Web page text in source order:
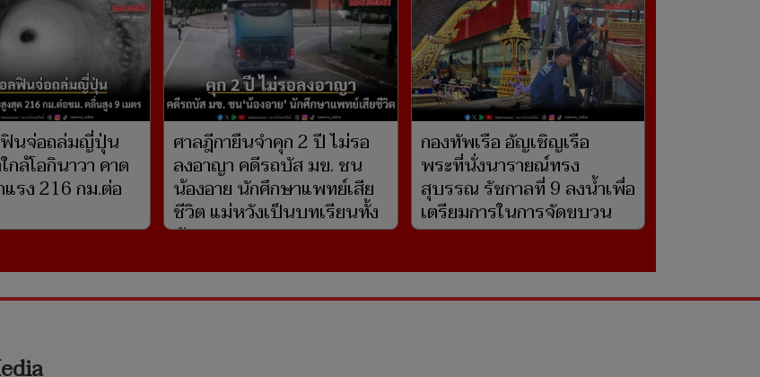
นจ่อถล่มญี่ปุ่น
กล้โอกินาวา คาด
รง 216 กม.ต่อ
ศาลฎีกายืนจำคุก 2 ปี ไม่รอ
ลงอาญา คดีรถบัส มข. ชน
น้องอาย นักศึกษาแพทย์เสีย
ชีวิต แม่หวังเป็นบทเรียนทั้ง
สังคม
กองทัพเรือ อัญเชิญเรือ
พระที่นั่งนารายณ์ทรง
สุบรรณ รัชกาลที่ 9 ลงน้ำเพื่อ
เตรียมการในการจัดขบวน
พยุหยาตราทางชลมารค